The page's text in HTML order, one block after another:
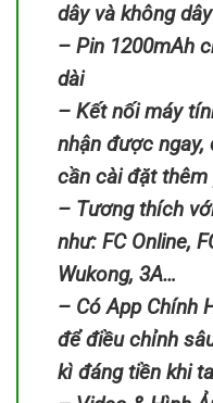
dây và không dây
– Pin 1200mAh
dài
– Kết nối máy
nhận được ngay,
cần cài đặt
– Tương thích
như: FC Online,
Wukong, 3A…
– Có App Chính
để điều chỉnh
kì đáng tiền khi